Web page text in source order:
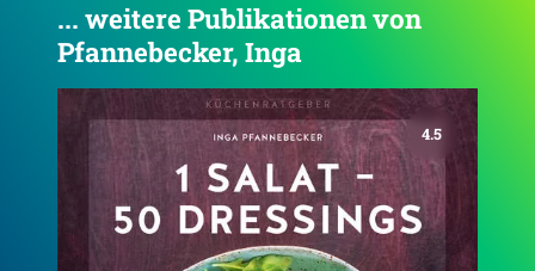
... weitere Publikationen von
Pfannebecker, Inga
4.4